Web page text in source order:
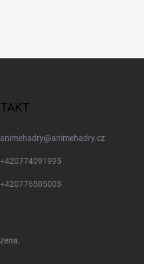
animehadry@animehadry.cz
+420774091995
+420776505003